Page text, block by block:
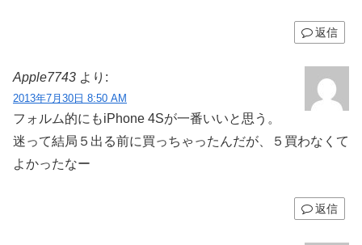
返信
Apple7743 より:
2013年7月30日 8:50 AM
フォルム的にもiPhone 4Sが一番いいと思う。
迷って結局５出る前に買っちゃったんだが、５買わなくて
よかったなー
返信